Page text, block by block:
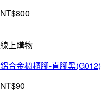
NT$800
線上購物
鋁合金櫥櫃腳-直腳黑(G012)
NT$90